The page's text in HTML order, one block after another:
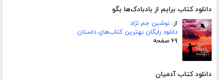
دانلود کتاب برایم از بادبادک‌ها بگو
از: نوشین جم نژاد
دانلود رایگان بهترین کتاب‌های داستان
۶۹ صفحه
دانلود کتاب آدمیان